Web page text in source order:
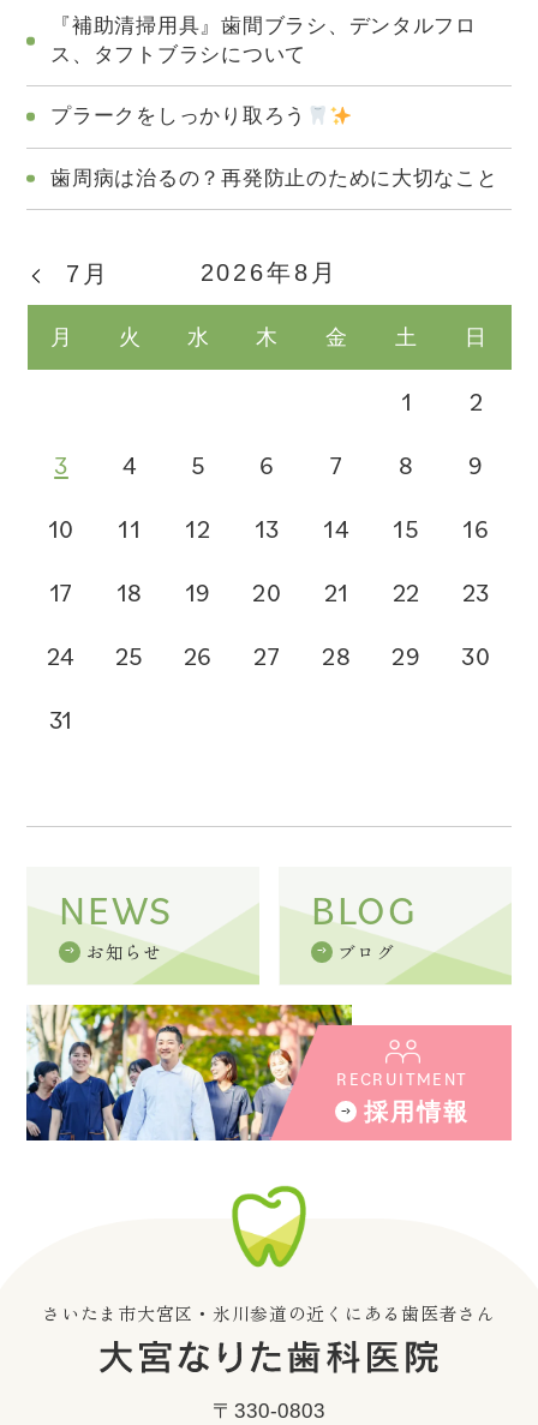
『補助清掃用具』歯間ブラシ、デンタルフロ
ス、タフトブラシについて
プラークをしっかり取ろう
歯周病は治るの？再発防止のために大切なこと
2026年8月
月 火 水 木 金 土 日
7月
1 2
3 4 5 6 7 8 9
10 11 12 13 14 15 16
17 18 19 20 21 22 23
24 25 26 27 28 29 30
31
NEWS
お知らせ
BLOG
ブログ
RECRUITMENT
採用情報
さいたま市大宮区・氷川参道の近くにある歯医者さん
〒330-0803